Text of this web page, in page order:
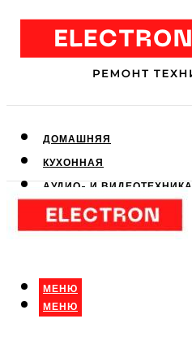
ДОМАШНЯЯ
КУХОННАЯ
АУДИО- И ВИДЕОТЕХНИКА
КЛИМАТИЧЕСКАЯ
ДЛЯ КРАСОТЫ
МЕНЮ
МЕНЮ